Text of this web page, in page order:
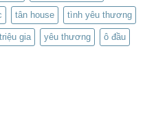
tân house tình yêu thương
gia yêu thương ô đầu